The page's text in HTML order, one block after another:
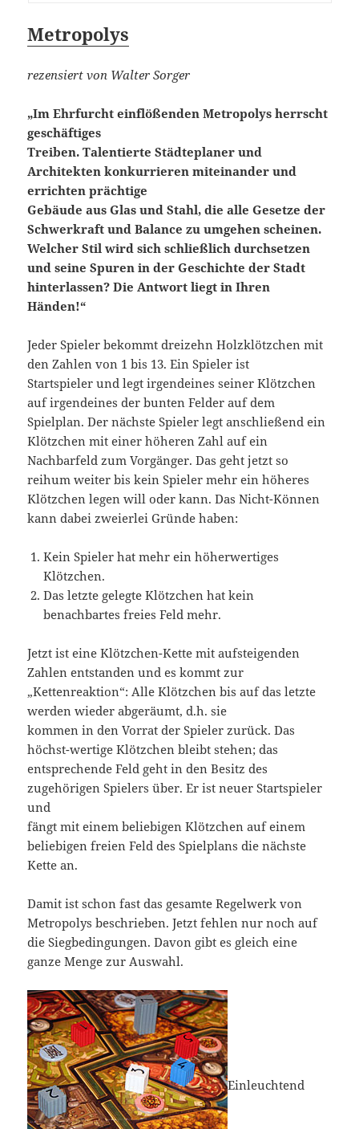
Metropolys
rezensiert von Walter Sorger
„Im Ehrfurcht einflößenden Metropolys herrscht
geschäftiges
Treiben. Talentierte Städteplaner und
Architekten konkurrieren miteinander und
errichten prächtige
Gebäude aus Glas und Stahl, die alle Gesetze der
Schwerkraft und Balance zu umgehen scheinen.
Welcher Stil wird sich schließlich durchsetzen
und seine Spuren in der Geschichte der Stadt
hinterlassen? Die Antwort liegt in Ihren
Händen!“
Jeder Spieler bekommt dreizehn Holzklötzchen mit
den Zahlen von 1 bis 13. Ein Spieler ist
Startspieler und legt irgendeines seiner Klötzchen
auf irgendeines der bunten Felder auf dem
Spielplan. Der nächste Spieler legt anschließend ein
Klötzchen mit einer höheren Zahl auf ein
Nachbarfeld zum Vorgänger. Das geht jetzt so
reihum weiter bis kein Spieler mehr ein höheres
Klötzchen legen will oder kann. Das Nicht-Können
kann dabei zweierlei Gründe haben:
Kein Spieler hat mehr ein höherwertiges
Klötzchen.
Das letzte gelegte Klötzchen hat kein
benachbartes freies Feld mehr.
Jetzt ist eine Klötzchen-Kette mit aufsteigenden
Zahlen entstanden und es kommt zur
„Kettenreaktion“: Alle Klötzchen bis auf das letzte
werden wieder abgeräumt, d.h. sie
kommen in den Vorrat der Spieler zurück. Das
höchst-wertige Klötzchen bleibt stehen; das
entsprechende Feld geht in den Besitz des
zugehörigen Spielers über. Er ist neuer Startspieler
und
fängt mit einem beliebigen Klötzchen auf einem
beliebigen freien Feld des Spielplans die nächste
Kette an.
Damit ist schon fast das gesamte Regelwerk von
Metropolys beschrieben. Jetzt fehlen nur noch auf
die Siegbedingungen. Davon gibt es gleich eine
ganze Menge zur Auswahl.
Einleuchtend